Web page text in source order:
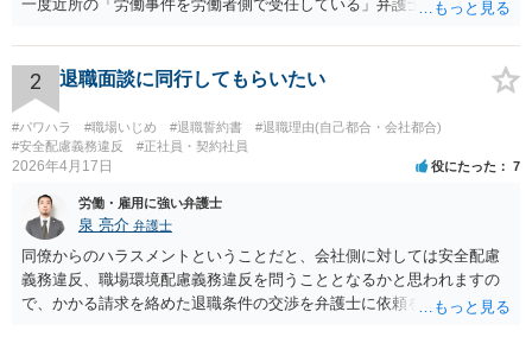
一度近所の「労働事件を労働者側で受任している」弁護士（労働弁護
している弁護士であればなお安心です。
2 退職面談に同行してもらいたい
#パワハラ #職場いじめ #退職誓約書
#退職理由(自己都合・会社都合)
#安全配慮義務違反
#正社員・契約社員
2026年4月17日 役にたった 7
労働・雇用に強い弁護士
泉 亮介 弁護士
同僚からのハラスメントということだと、会社側に対しては安全配慮
義務違反、職場環境配慮義務違反を問うこととなるかと思われますの
で、かかる請求を絡めた退職条件の交渉を弁護士に依頼をされた方が